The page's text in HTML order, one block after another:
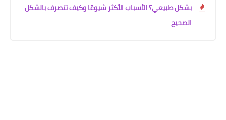
بشكل طبيعي؟ الأسباب الأكثر شيوعًا وكيف تتصرف بالشكل
الصحيح